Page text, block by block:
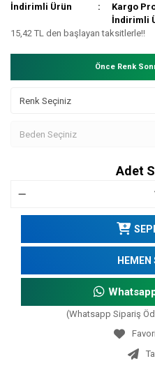
İndirimli Ürün
Kargo
İndirimli
15,42 TL den başlayan taksitlerle!!
Önce Renk
Adet
HEMEN
(Whatsapp Sipariş